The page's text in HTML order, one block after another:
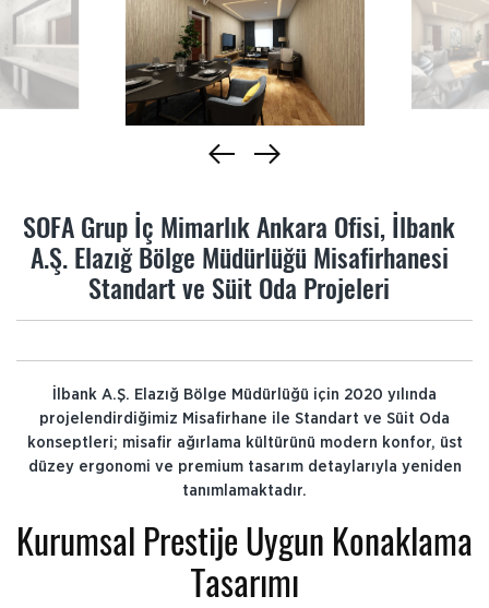
SOFA Grup İç Mimarlık Ankara Ofisi, İlbank
A.Ş. Elazığ Bölge Müdürlüğü Misafirhanesi
Standart ve Süit Oda Projeleri
İlbank A.Ş. Elazığ Bölge Müdürlüğü için 2020 yılında
projelendirdiğimiz Misafirhane ile Standart ve Süit Oda
konseptleri; misafir ağırlama kültürünü modern konfor, üst
düzey ergonomi ve premium tasarım detaylarıyla yeniden
tanımlamaktadır.
Kurumsal Prestije Uygun Konaklama
Tasarımı